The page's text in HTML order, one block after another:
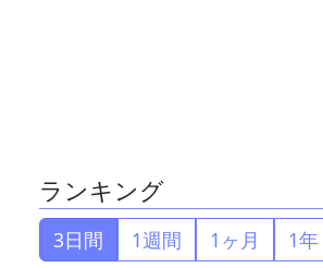
ランキング
3日間 1週間 1ヶ月 1年